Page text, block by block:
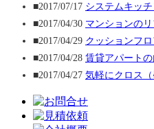
■2017/07/17 システムキッ
■2017/04/30 マンションの
■2017/04/29 クッションフ
■2017/04/28 賃貸アパート
■2017/04/27 気軽にクロス